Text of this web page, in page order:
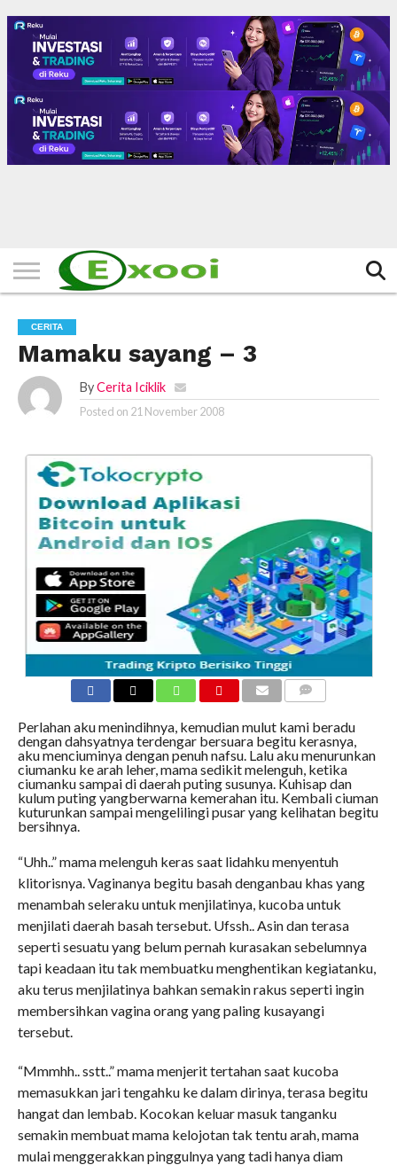
HOME
FILTER
BERITA
BIODATA
CERITA
CERPEN
EKSKLUSIF
FOTO
VIDEO
TIPS
MORE
CERITA
Mamaku sayang – 3
By Cerita Iciklik
Posted on 21 November 2008
Perlahan aku menindihnya, kemudian mulut kami beradu
dengan dahsyatnya terdengar bersuara begitu kerasnya,
aku menciuminya dengan penuh nafsu. Lalu aku menurunkan
ciumanku ke arah leher, mama sedikit melenguh, ketika
ciumanku sampai di daerah puting susunya. Kuhisap dan
kulum puting yangberwarna kemerahan itu. Kembali ciuman
kuturunkan sampai mengelilingi pusar yang kelihatan begitu
bersihnya.
“Uhh..” mama melenguh keras saat lidahku menyentuh
klitorisnya. Vaginanya begitu basah denganbau khas yang
menambah seleraku untuk menjilatinya, kucoba untuk
menjilati daerah basah tersebut. Ufssh.. Asin dan terasa
seperti sesuatu yang belum pernah kurasakan sebelumnya
tapi keadaan itu tak membuatku menghentikan kegiatanku,
aku terus menjilatinya bahkan semakin rakus seperti ingin
membersihkan vagina orang yang paling kusayangi
tersebut.
“Mmmhh.. sstt..” mama menjerit tertahan saat kucoba
memasukkan jari tengahku ke dalam dirinya, terasa begitu
hangat dan lembab. Kocokan keluar masuk tanganku
semakin membuat mama kelojotan tak tentu arah, mama
mulai menggerakkan pinggulnya yang tadi hanya diam